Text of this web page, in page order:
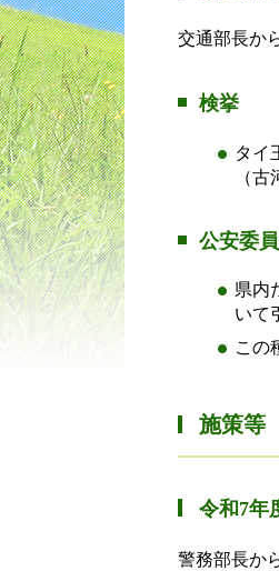
交通部長か
検挙
タイ
（
公安委
県内
いて
この
施策等
令和7年
警務部長か